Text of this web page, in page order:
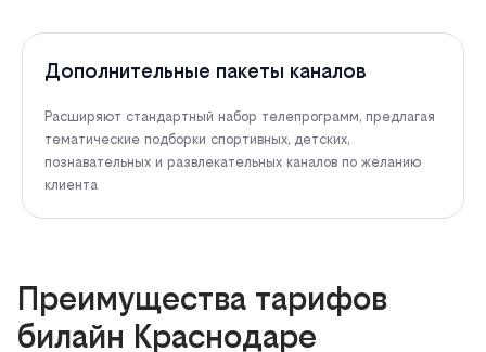
Дополнительные пакеты каналов
Расширяют стандартный набор телепрограмм, предлагая
тематические подборки спортивных, детских,
познавательных и развлекательных каналов по желанию
клиента
Преимущества тарифов
билайн Краснодаре